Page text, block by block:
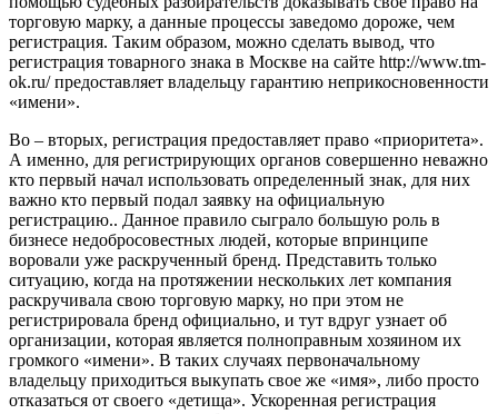
торговую марку, а данные процессы заведомо дороже, чем
регистрация. Таким образом, можно сделать вывод, что
регистрация товарного знака в Москве на сайте http://www.tm-
ok.ru/ предоставляет владельцу гарантию неприкосновенности
«имени».
Во – вторых, регистрация предоставляет право «приоритета».
А именно, для регистрирующих органов совершенно неважно
кто первый начал использовать определенный знак, для них
важно кто первый подал заявку на официальную
регистрацию.. Данное правило сыграло большую роль в
бизнесе недобросовестных людей, которые впринципе
воровали уже раскрученный бренд. Представить только
ситуацию, когда на протяжении нескольких лет компания
раскручивала свою торговую марку, но при этом не
регистрировала бренд официально, и тут вдруг узнает об
организации, которая является полноправным хозяином их
громкого «имени». В таких случаях первоначальному
владельцу приходиться выкупать свое же «имя», либо просто
отказаться от своего «детища». Ускоренная регистрация